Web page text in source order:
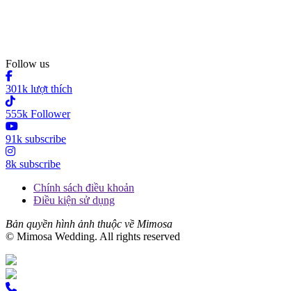
Follow us
301k lượt thích
555k Follower
91k subscribe
8k subscribe
Chính sách điều khoản
Điều kiện sử dụng
Bản quyền hình ảnh thuộc về Mimosa
© Mimosa Wedding. All rights reserved